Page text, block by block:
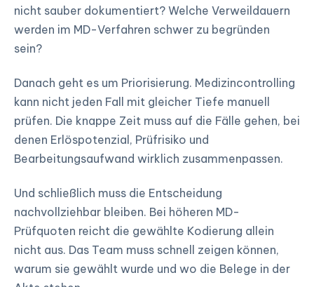
nicht sauber dokumentiert? Welche Verweildauern
werden im MD-Verfahren schwer zu begründen
sein?
Danach geht es um Priorisierung. Medizincontrolling
kann nicht jeden Fall mit gleicher Tiefe manuell
prüfen. Die knappe Zeit muss auf die Fälle gehen, bei
denen Erlöspotenzial, Prüfrisiko und
Bearbeitungsaufwand wirklich zusammenpassen.
Und schließlich muss die Entscheidung
nachvollziehbar bleiben. Bei höheren MD-
Prüfquoten reicht die gewählte Kodierung allein
nicht aus. Das Team muss schnell zeigen können,
warum sie gewählt wurde und wo die Belege in der